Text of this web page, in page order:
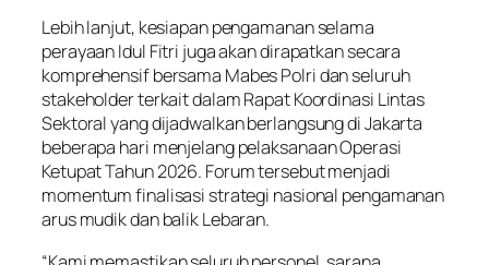
Lebih lanjut, kesiapan pengamanan selama
perayaan Idul Fitri juga akan dirapatkan secara
komprehensif bersama Mabes Polri dan seluruh
stakeholder terkait dalam Rapat Koordinasi Lintas
Sektoral yang dijadwalkan berlangsung di Jakarta
beberapa hari menjelang pelaksanaan Operasi
Ketupat Tahun 2026. Forum tersebut menjadi
momentum finalisasi strategi nasional pengamanan
arus mudik dan balik Lebaran.